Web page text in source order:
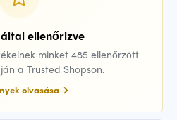
ellenőrizve
minket 485 ellenőrzött
a Trusted Shopson.
olvasása